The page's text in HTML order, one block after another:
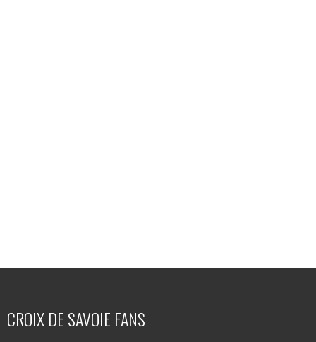
CROIX DE SAVOIE FANS